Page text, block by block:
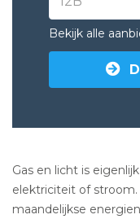
Bekijk alle
Gas en licht is
elektriciteit of
maandelijkse